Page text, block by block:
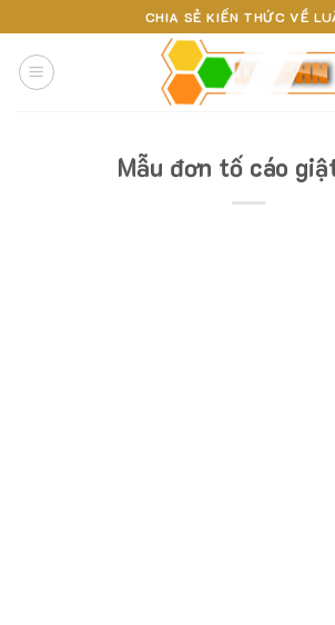
to
content
CHIA SẺ KIẾN THỨC VỀ
Mẫu đơn tố cáo